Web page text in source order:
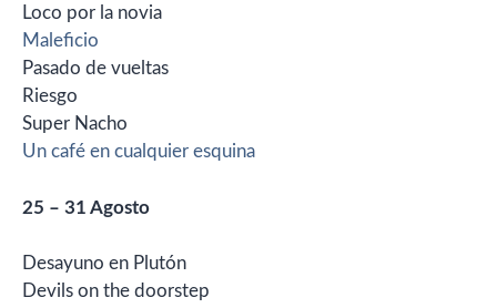
Loco por la novia
Maleficio
Pasado de vueltas
Riesgo
Super Nacho
Un café en cualquier esquina
25 – 31 Agosto
Desayuno en Plutón
Devils on the doorstep